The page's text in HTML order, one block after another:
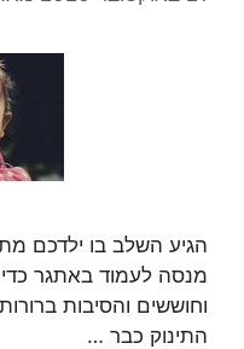
הגיע השלב בו ילדכם
מנסה לעמוד באתגר
וחוששים והסיבות
התינוק כבר …